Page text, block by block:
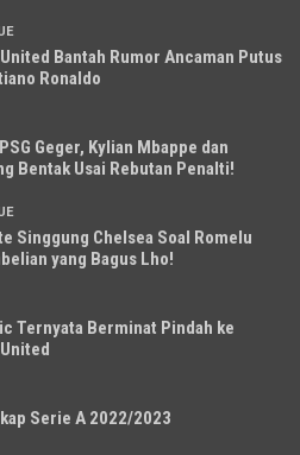
Bantah Rumor Ancaman Putus
Ronaldo
Geger, Kylian Mbappe dan
Bentak Usai Rebutan Penalti!
Singgung Chelsea Soal Romelu
yang Bagus Lho!
Ternyata Berminat Pindah ke
Serie A 2022/2023